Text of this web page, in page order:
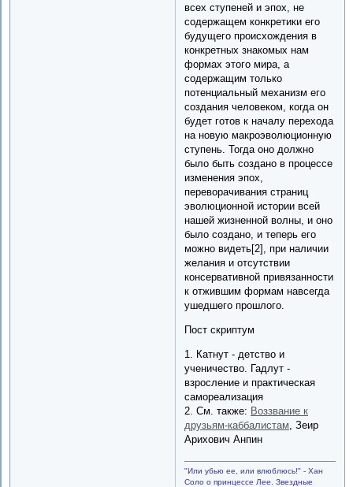
всех ступеней и эпох, не
содержащем конкретики его
будущего происхождения в
конкретных знакомых нам
формах этого мира, а
содержащим только
потенциальный механизм его
создания человеком, когда он
будет готов к началу перехода
на новую макроэволюционную
ступень. Тогда оно должно
было быть создано в процессе
изменения эпох,
переворачивания страниц
эволюционной истории всей
нашей жизненной волны, и оно
было создано, и теперь его
можно видеть[2], при наличии
желания и отсутствии
консервативной привязанности
к отжившим формам навсегда
ушедшего прошлого.
Пост скриптум
1. Катнут - детство и
ученичество. Гадлут -
взросление и практическая
самореализация
2. См. также: Воззвание к
друзьям-каббалистам , Зеир
Арихович Анпин
"Или убью ее, или влюблюсь!" - Хан
Соло о принцессе Лее. Звездные